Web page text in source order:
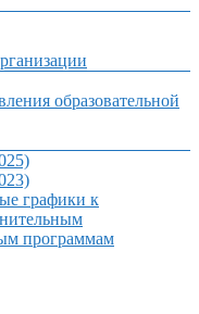
образовательной
графики к
программам